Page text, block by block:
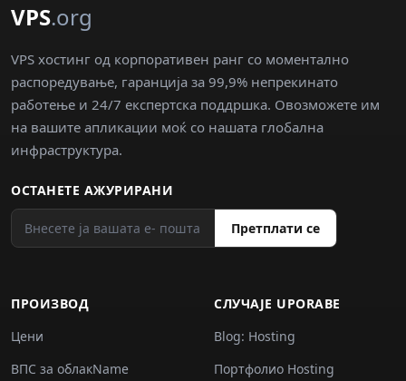
VPS.org
VPS хостинг од корпоративен ранг со моментално
распоредување, гаранција за 99,9% непрекинато
работење и 24/7 експертска поддршка. Овозможете им
на вашите апликации моќ со нашата глобална
инфраструктура.
ОСТАНЕТЕ АЖУРИРАНИ
Претплати се
ПРОИЗВОД
Цени
ВПС за облакName
СЛУЧАJE UPORABE
Blog: Hosting
Портфолио Hosting